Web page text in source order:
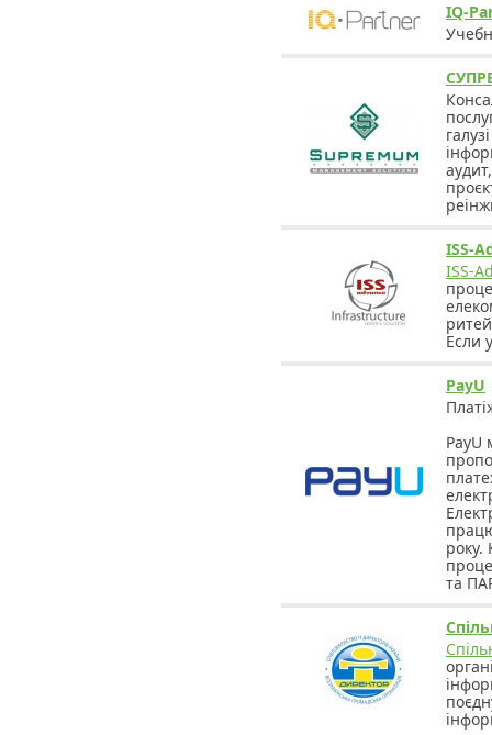
IQ-
ISS-
ISS-
Если
PayU
PayU
року.
та